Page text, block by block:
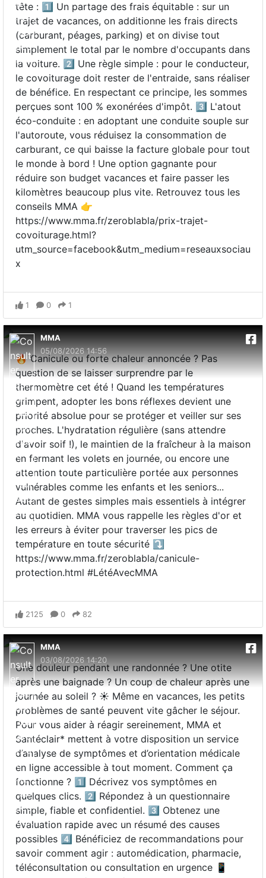
tête : 1️⃣ Un partage des frais équitable : sur un
trajet de vacances, on additionne les frais directs
(carburant, péages, parking) et on divise tout
simplement le total par le nombre d'occupants dans
la voiture. 2️⃣ Une règle simple : pour le conducteur,
le covoiturage doit rester de l'entraide, sans réaliser
de bénéfice. En respectant ce principe, les sommes
perçues sont 100 % exonérées d'impôt. 3️⃣ L'atout
éco-conduite : en adoptant une conduite souple sur
l'autoroute, vous réduisez la consommation de
carburant, ce qui baisse la facture globale pour tout
le monde à bord ! Une option gagnante pour
réduire son budget vacances et faire passer les
kilomètres beaucoup plus vite. Retrouvez tous les
conseils MMA 👉
https://www.mma.fr/zeroblabla/prix-trajet-
covoiturage.html?
utm_source=facebook&utm_medium=reseauxsociau
x
1 0 1
MMA
05/08/2026 14:56
🔥 Canicule ou forte chaleur annoncée ? Pas
question de se laisser surprendre par le
thermomètre cet été ! Quand les températures
grimpent, adopter les bons réflexes devient une
priorité absolue pour se protéger et veiller sur ses
proches. L'hydratation régulière (sans attendre
d'avoir soif !), le maintien de la fraîcheur à la maison
en fermant les volets en journée, ou encore une
attention toute particulière portée aux personnes
vulnérables comme les enfants et les seniors...
Autant de gestes simples mais essentiels à intégrer
au quotidien. MMA vous rappelle les règles d'or et
les erreurs à éviter pour traverser les pics de
température en toute sécurité ⤵️
https://www.mma.fr/zeroblabla/canicule-
protection.html #LétéAvecMMA
2125 0 82
MMA
03/08/2026 14:20
Une douleur pendant une randonnée ? Une otite
après une baignade ? Un coup de chaleur après une
journée au soleil ? ☀️ Même en vacances, les petits
problèmes de santé peuvent vite gâcher le séjour.
Pour vous aider à réagir sereinement, MMA et
Santéclair* mettent à votre disposition un service
d’analyse de symptômes et d’orientation médicale
en ligne accessible à tout moment. Comment ça
fonctionne ? 1️⃣ Décrivez vos symptômes en
quelques clics. 2️⃣ Répondez à un questionnaire
simple, fiable et confidentiel. 3️⃣ Obtenez une
évaluation rapide avec un résumé des causes
possibles 4️⃣ Bénéficiez de recommandations pour
savoir comment agir : automédication, pharmacie,
téléconsultation ou consultation en urgence 📱